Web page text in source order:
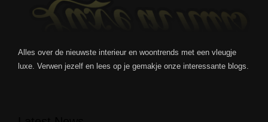
Alles over de nieuwste interieur en woontrends met een vleugje
luxe. Verwen jezelf en lees op je gemakje onze interessante blogs.